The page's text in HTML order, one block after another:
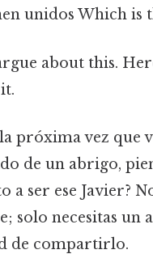
unidos Which is
about this.
próxima vez que
de un abrigo,
a ser ese Javier?
solo necesitas un
de compartirlo.